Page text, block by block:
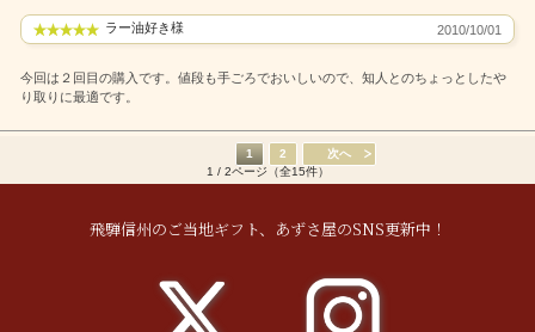
ラー油好き様 2010/10/01
今回は２回目の購入です。値段も手ごろでおいしいので、知人とのちょっとしたや
り取りに最適です。
1 2
次へ
1 / 2ページ（全15件）
飛騨信州のご当地ギフト、あずさ屋のSNS更新中！